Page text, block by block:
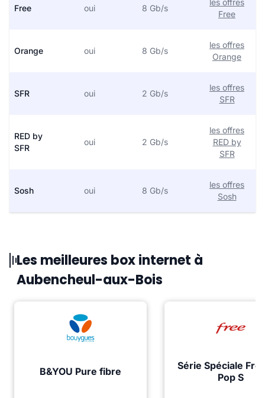
Free oui 8 Gb/s
les offres
Free
Orange oui 8 Gb/s
les offres
Orange
SFR oui 2 Gb/s
les offres
SFR
RED by
SFR
oui 2 Gb/s
les offres
RED by
SFR
Sosh oui 8 Gb/s
les offres
Sosh
Les meilleures box internet à
Aubencheul-aux-Bois
B&YOU Pure fibre
Série Spéciale
Pop S